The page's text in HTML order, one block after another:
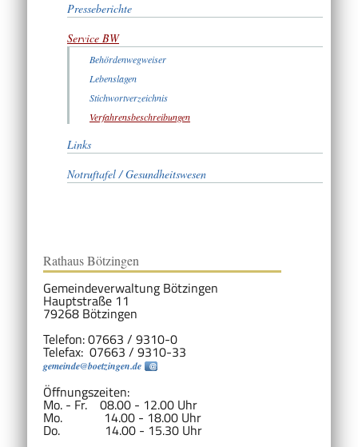
Presseberichte
Service BW
Behördenwegweiser
Lebenslagen
Stichwortverzeichnis
Verfahrensbeschreibungen
Links
Notruftafel / Gesundheitswesen
Rathaus Bötzingen
Gemeindeverwaltung Bötzingen
Hauptstraße 11
79268 Bötzingen
Telefon: 07663 / 9310-0
Telefax: 07663 / 9310-33
gemeinde@boetzingen.de
Öffnungszeiten:
Mo. - Fr. 08.00 - 12.00 Uhr
Mo. 14.00 - 18.00 Uhr
Do. 14.00 - 15.30 Uhr